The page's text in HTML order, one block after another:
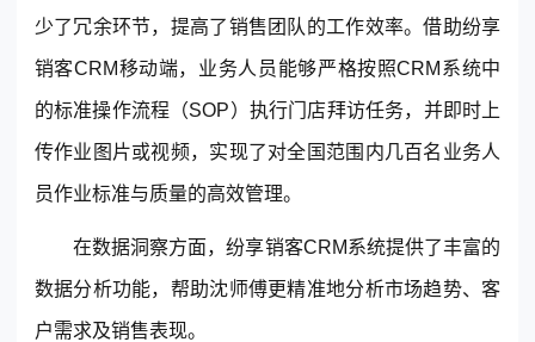
少了冗余环节，提高了销售团队的工作效率。借助纷享
销客CRM移动端，业务人员能够严格按照CRM系统中
的标准操作流程（SOP）执行门店拜访任务，并即时上
传作业图片或视频，实现了对全国范围内几百名业务人
员作业标准与质量的高效管理。
在数据洞察方面，纷享销客CRM系统提供了丰富的
数据分析功能，帮助沈师傅更精准地分析市场趋势、客
户需求及销售表现。